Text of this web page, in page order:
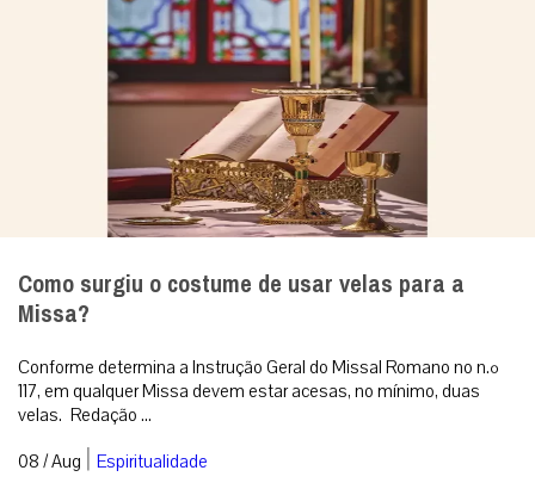
Como surgiu o costume de usar velas para a
Missa?
Conforme determina a Instrução Geral do Missal Romano no n.º
117, em qualquer Missa devem estar acesas, no mínimo, duas
velas. Redação ...
08 / Aug | Espiritualidade